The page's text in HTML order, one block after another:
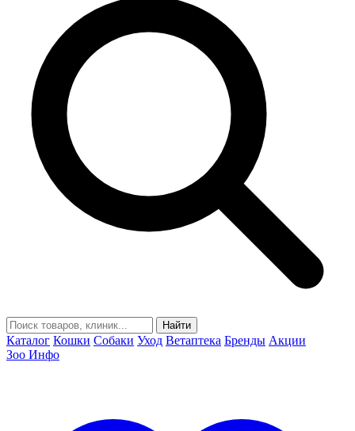
Найти
Каталог Кошки Собаки Уход Ветаптека Бренды Акции
Зоо Инфо